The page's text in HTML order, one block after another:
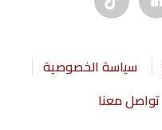
سياسة الخصوصية
تواصل معنا